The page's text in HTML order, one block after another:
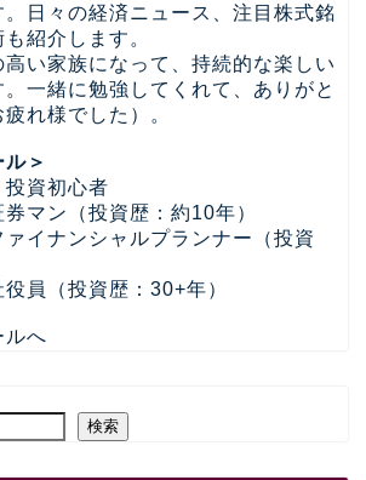
日々の経済ニュース、注目株式銘
紹介します。
い家族になって、持続的な楽しい
一緒に勉強してくれて、ありがと
れ様でした）。
＞
投資初心者
マン（投資歴：約10年）
イナンシャルプランナー（投資
員（投資歴：30+年）
ルへ
検索